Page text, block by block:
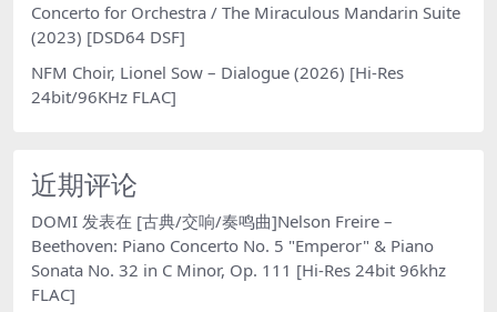
Concerto for Orchestra / The Miraculous Mandarin Suite
(2023) [DSD64 DSF]
NFM Choir, Lionel Sow – Dialogue (2026) [Hi-Res
24bit/96KHz FLAC]
近期评论
DOMI 发表在 [古典/交响/奏鸣曲]Nelson Freire –
Beethoven: Piano Concerto No. 5 "Emperor" & Piano
Sonata No. 32 in C Minor, Op. 111 [Hi-Res 24bit 96khz
FLAC]